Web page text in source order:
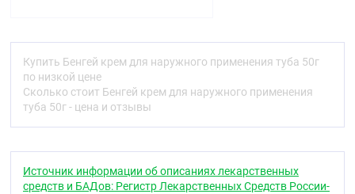
Рацементол
Раздражающий эффект рацементола способствует
понижению болевых ощущений. Местное действие
сопровождается расширением сосудов, вызывая
ощущение охлаждения, переходящее в ощущение
лёгкого жжения и покалывания, с последующим
анальгезирующим эффектом.
Метилсалицилат
Купить Бенгей крем для наружного применения туба 50г
по низкой цене
Сколько стоит Бенгей крем для наружного применения
туба 50г - цена и отзывы
Источник информации об описаниях лекарственных
средств и БАДов: Регистр Лекарственных Средств России-